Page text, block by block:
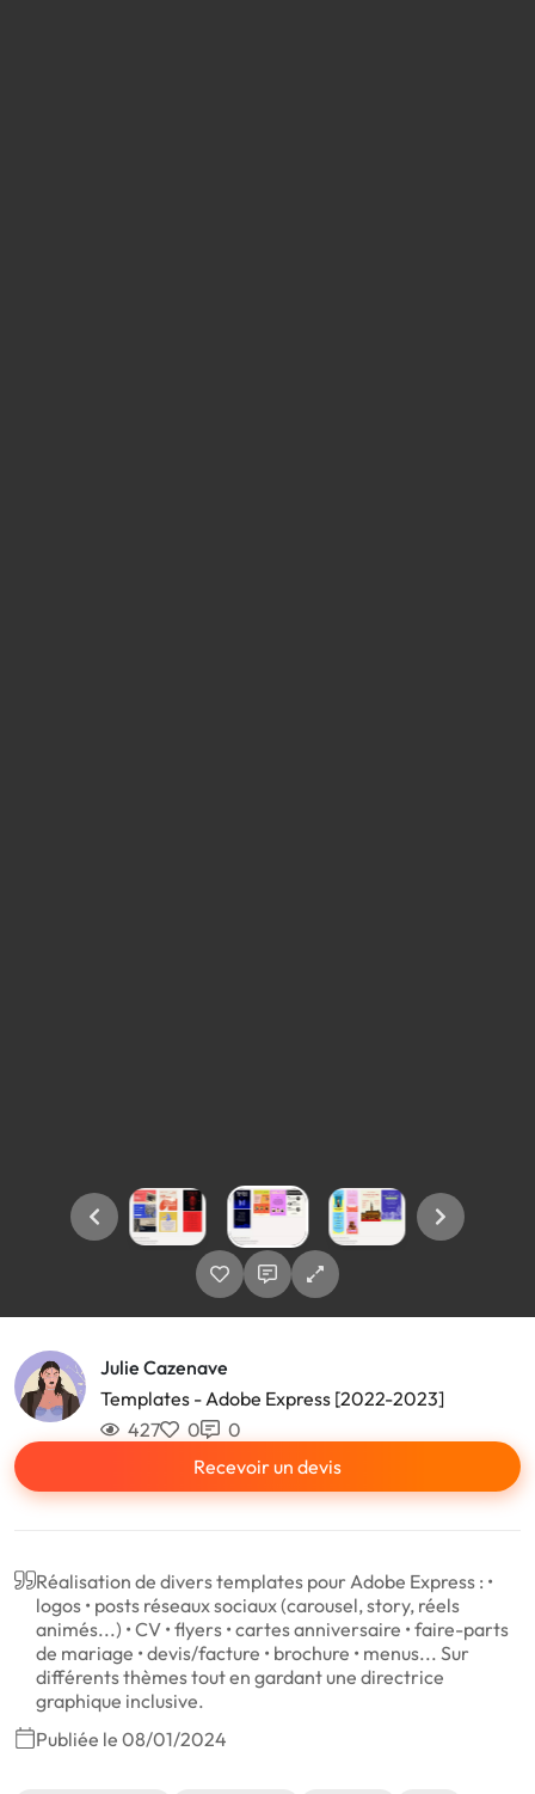
Julie Cazenave
Templates - Adobe Express [2022-2023]
427
0
0
Recevoir un devis
Réalisation de divers templates pour Adobe Express : •
logos • posts réseaux sociaux (carousel, story, réels
animés...) • CV • flyers • cartes anniversaire • faire-parts
de mariage • devis/facture • brochure • menus... Sur
différents thèmes tout en gardant une directrice
graphique inclusive.
Publiée le 08/01/2024